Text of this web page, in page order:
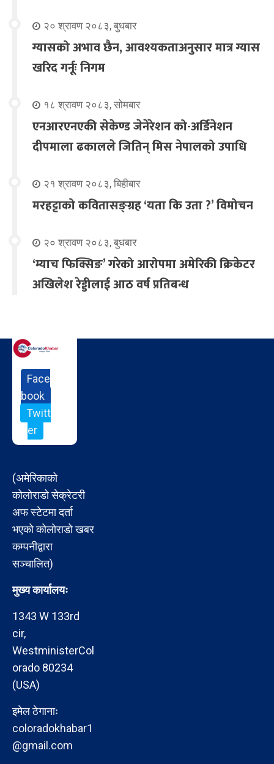
२० श्रावण २०८३, बुधबार
ग्यासको अभाव छैन, आवश्यकताअनुसार मात्र ग्यास
खरिद गर्नूः निगम
१८ श्रावण २०८३, सोमबार
एनआरएनएकी सेकेण्ड जेनेरेशन को-अर्डिनेशन
दीपमाला ढकालले जितिन् मिस नेपालको उपाधि
२१ श्रावण २०८३, बिहीबार
मरहट्टाको कवितासङ्ग्रह ‘यता कि उता ?’ विमोचन
२० श्रावण २०८३, बुधबार
‘म्याच फिक्सिङ’ गरेको आरोपमा अमेरिकी क्रिकेटर
अखिलेश रेड्डीलाई आठ वर्ष प्रतिबन्ध
Face
book
Twitt
er
(अमेरिकाको
कोलोराडो सेक्रेटरी
अफ स्टेटमा दर्ता
भएको कोलोराडो खबर
कम्पनीद्वारा
सञ्चालित)
मुख्य कार्यालयः
1343 W 133rd
cir,
WestministerCol
orado 80234
(USA)
इमेल ठेगानाः
coloradokhabar1
@gmail.com